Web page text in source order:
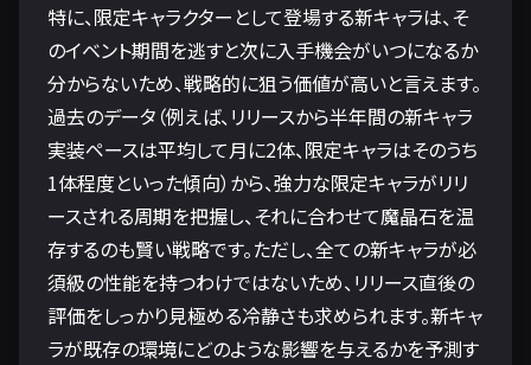
特に、限定キャラクターとして登場する新キャラは、そ
のイベント期間を逃すと次に入手機会がいつになるか
分からないため、戦略的に狙う価値が高いと言えます。
過去のデータ（例えば、リリースから半年間の新キャラ
実装ペースは平均して月に2体、限定キャラはそのうち
1体程度といった傾向）から、強力な限定キャラがリリ
ースされる周期を把握し、それに合わせて魔晶石を温
存するのも賢い戦略です。ただし、全ての新キャラが必
須級の性能を持つわけではないため、リリース直後の
評価をしっかり見極める冷静さも求められます。新キャ
ラが既存の環境にどのような影響を与えるかを予測す